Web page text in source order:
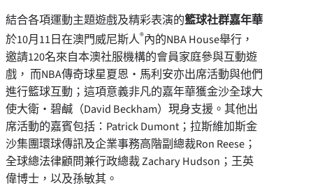
結合各項運動主題遊戲及精彩表演的籃球社群嘉年華
於10月11日在澳門威尼斯人®內的NBA House舉行，
邀請120名來自本澳社服機構的會員家庭參與互動遊
戲， 而NBA傳奇球星夏恩‧馬利安亦出席活動與他們
進行籃球互動；這項意義非凡的嘉年華獲金沙全球大
使大衛‧碧鹹（David Beckham）現身支援。其他出
席活動的嘉賓包括：Patrick Dumont；拉斯維加斯金
沙集團環球傳訊及企業事務高階副總裁Ron Reese；
全球總法律顧問兼行政總裁 Zachary Hudson；王英
偉博士，以及孫敏其。